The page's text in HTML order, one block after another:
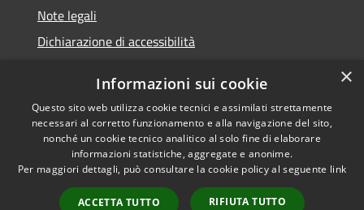
Note legali
Dichiarazione di accessibilità
RSS
Accessibilità
Privacy
Cookie
Mappa del sito
Comune convenzionato
Astigov
Progetto|Convenzione|
Adesioni
×
Informazioni sui cookie
Questo sito web utilizza cookie tecnici e assimilati strettamente
necessari al corretto funzionamento e alla navigazione del sito,
nonché un cookie tecnico analitico al solo fine di elaborare
informazioni statistiche, aggregate e anonime.
Per maggiori dettagli, può consultare la cookie policy al seguente link
ACCETTA TUTTO RIFIUTA TUTTO